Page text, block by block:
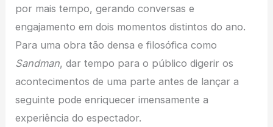
por mais tempo, gerando conversas e
engajamento em dois momentos distintos do ano.
Para uma obra tão densa e filosófica como
Sandman, dar tempo para o público digerir os
acontecimentos de uma parte antes de lançar a
seguinte pode enriquecer imensamente a
experiência do espectador.